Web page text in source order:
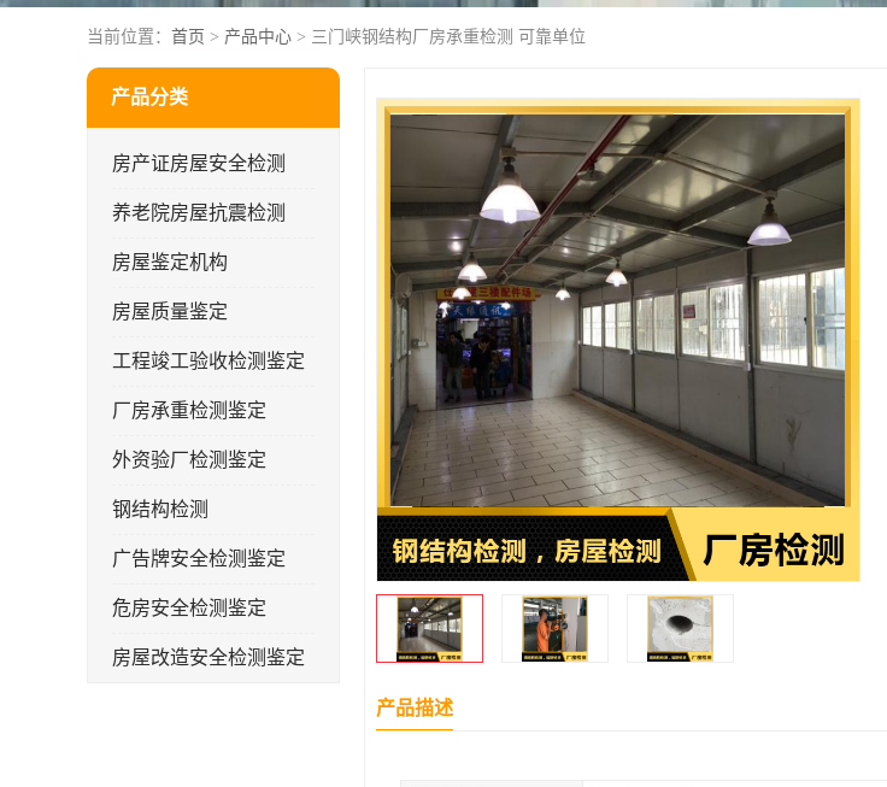
当前位置： 首页 > 产品中心 > 三门峡钢结构厂房承重检测 可靠单位
产品分类
房产证房屋安全检测
养老院房屋抗震检测
房屋鉴定机构
房屋质量鉴定
工程竣工验收检测鉴定
厂房承重检测鉴定
外资验厂检测鉴定
钢结构检测
广告牌安全检测鉴定
危房安全检测鉴定
房屋改造安全检测鉴定
产品描述